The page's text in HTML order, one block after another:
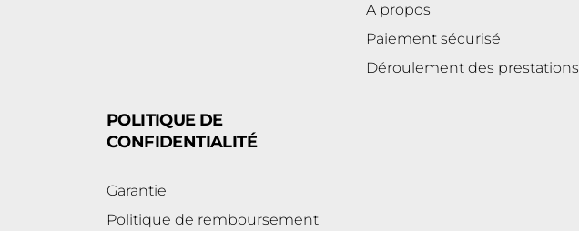
A propos
Paiement sécurisé
Déroulement des prestations
POLITIQUE DE
CONFIDENTIALITÉ
Garantie
Politique de remboursement